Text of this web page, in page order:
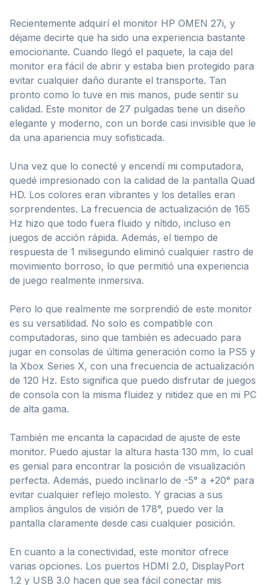
Recientemente adquirí el monitor HP OMEN 27i, y
déjame decirte que ha sido una experiencia bastante
emocionante. Cuando llegó el paquete, la caja del
monitor era fácil de abrir y estaba bien protegido para
evitar cualquier daño durante el transporte. Tan
pronto como lo tuve en mis manos, pude sentir su
calidad. Este monitor de 27 pulgadas tiene un diseño
elegante y moderno, con un borde casi invisible que le
da una apariencia muy sofisticada.
Una vez que lo conecté y encendí mi computadora,
quedé impresionado con la calidad de la pantalla Quad
HD. Los colores eran vibrantes y los detalles eran
sorprendentes. La frecuencia de actualización de 165
Hz hizo que todo fuera fluido y nítido, incluso en
juegos de acción rápida. Además, el tiempo de
respuesta de 1 milisegundo eliminó cualquier rastro de
movimiento borroso, lo que permitió una experiencia
de juego realmente inmersiva.
Pero lo que realmente me sorprendió de este monitor
es su versatilidad. No solo es compatible con
computadoras, sino que también es adecuado para
jugar en consolas de última generación como la PS5 y
la Xbox Series X, con una frecuencia de actualización
de 120 Hz. Esto significa que puedo disfrutar de juegos
de consola con la misma fluidez y nitidez que en mi PC
de alta gama.
También me encanta la capacidad de ajuste de este
monitor. Puedo ajustar la altura hasta 130 mm, lo cual
es genial para encontrar la posición de visualización
perfecta. Además, puedo inclinarlo de -5° a +20° para
evitar cualquier reflejo molesto. Y gracias a sus
amplios ángulos de visión de 178°, puedo ver la
pantalla claramente desde casi cualquier posición.
En cuanto a la conectividad, este monitor ofrece
varias opciones. Los puertos HDMI 2.0, DisplayPort
1.2 y USB 3.0 hacen que sea fácil conectar mis